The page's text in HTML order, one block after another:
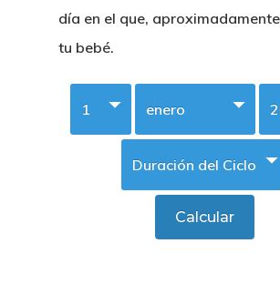
día en el que,
tu bebé.